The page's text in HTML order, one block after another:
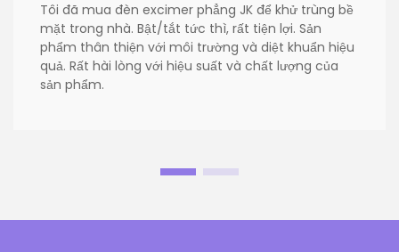
Tôi đã mua đèn excimer phẳng JK để khử trùng bề
mặt trong nhà. Bật/tắt tức thì, rất tiện lợi. Sản
phẩm thân thiện với môi trường và diệt khuẩn hiệu
quả. Rất hài lòng với hiệu suất và chất lượng của
sản phẩm.